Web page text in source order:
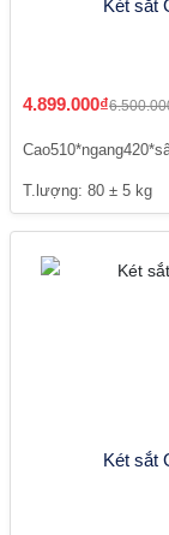
Két sắt
4.899.000₫
T.lượng: 80 ± 5 kg
Két sắt